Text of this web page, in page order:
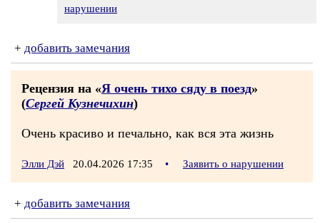
нарушении
+ добавить замечания
Рецензия на «Я очень тихо сяду в поезд»
(Сергей Кузнечихин)
Очень красиво и печально, как вся эта жизнь
Элли Дэй 20.04.2026 17:35 • Заявить о нарушении
+ добавить замечания